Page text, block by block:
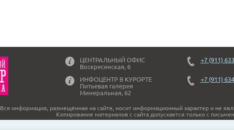
ЦЕНТРАЛЬНЫЙ ОФИС
Воскресенская, 6
ИНФОЦЕНТР В КУРОРТЕ
Питьевая галерея
Минеральная, 62
+7 (911)
+7 (911)
Вся информация, размещённая на сайте, носит информационный характер и не
Копирование материалов с сайта допускается только с